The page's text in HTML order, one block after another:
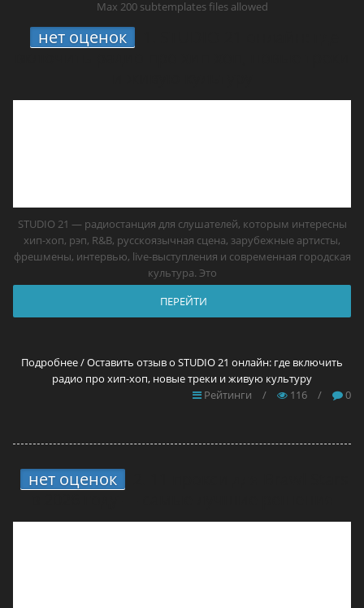
Max 200 subtemplates files allowed
нет оценок
STUDIO 21 — радиостанция для слушателей, которым интересны
хип-хоп, рэп, R&B, русскоязычная сцена, зарубежные артисты,
фрешмены, интервью, live-выступления и современная городская
культура. Это
ПЕРЕЙТИ
Подробнее / Оставить отзыв о STUDIO 21 онлайн: где включить
радио про хип-хоп, новые треки и живую культуру
Рейтинги
/ 116 / 0
нет оценок